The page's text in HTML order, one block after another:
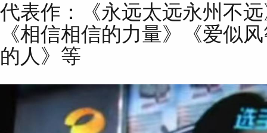
代表作：《永远太远永州不
《相信相信的力量》《爱似
的人》等